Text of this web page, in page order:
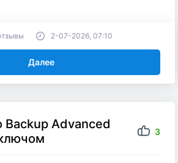
Далее
2-07-2026, 07:10
Backup Advanced
3